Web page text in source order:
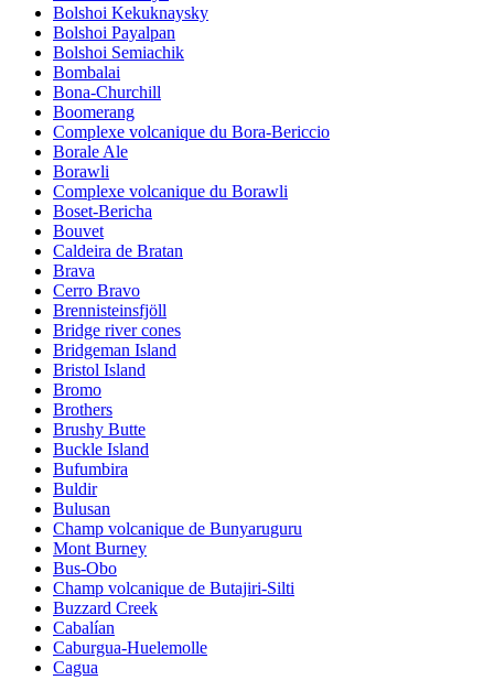
Bolshoi Kekuknaysky
Bolshoi Payalpan
Bolshoi Semiachik
Bombalai
Bona-Churchill
Boomerang
Complexe volcanique du Bora-Bericcio
Borale Ale
Borawli
Complexe volcanique du Borawli
Boset-Bericha
Bouvet
Caldeira de Bratan
Brava
Cerro Bravo
Brennisteinsfjöll
Bridge river cones
Bridgeman Island
Bristol Island
Bromo
Brothers
Brushy Butte
Buckle Island
Bufumbira
Buldir
Bulusan
Champ volcanique de Bunyaruguru
Mont Burney
Bus-Obo
Champ volcanique de Butajiri-Silti
Buzzard Creek
Cabalían
Caburgua-Huelemolle
Cagua